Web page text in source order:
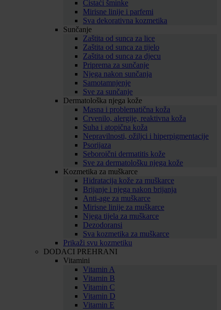
Čistaći šminke
Mirisne linije i parfemi
Sva dekorativna kozmetika
Sunčanje
Zaštita od sunca za lice
Zaštita od sunca za tijelo
Zaštita od sunca za djecu
Priprema za sunčanje
Njega nakon sunčanja
Samotamnjenje
Sve za sunčanje
Dermatološka njega kože
Masna i problematična koža
Crvenilo, alergije, reaktivna koža
Suha i atopična koža
Nepravilnosti, ožiljci i hiperpigmentacije
Psorijaza
Seboroični dermatitis kože
Sve za dermatološku njega kože
Kozmetika za muškarce
Hidratacija kože za muškarce
Brijanje i njega nakon brijanja
Anti-age za muškarce
Mirisne linije za muškarce
Njega tijela za muškarce
Dezodoransi
Sva kozmetika za muškarce
Prikaži svu kozmetiku
DODACI PREHRANI
Vitamini
Vitamin A
Vitamin B
Vitamin C
Vitamin D
Vitamin E